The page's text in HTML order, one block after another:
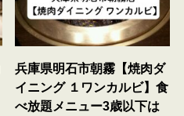
兵庫県明石市朝霧【焼肉ダ
イニング １ワンカルビ】食
べ放題メニュー3歳以下は